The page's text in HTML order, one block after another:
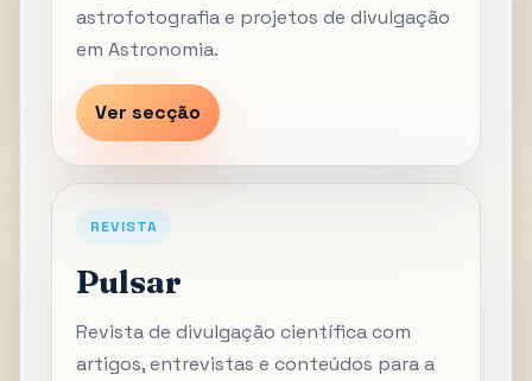
astrofotografia e projetos de divulgação
em Astronomia.
Ver secção
REVISTA
Pulsar
Revista de divulgação científica com
artigos, entrevistas e conteúdos para a